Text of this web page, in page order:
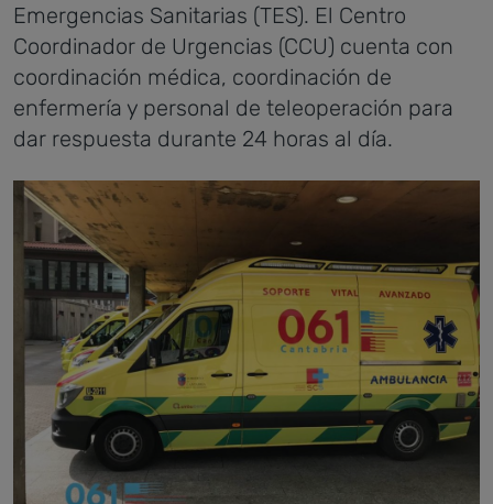
Emergencias Sanitarias (TES). El Centro
Coordinador de Urgencias (CCU) cuenta con
coordinación médica, coordinación de
enfermería y personal de teleoperación para
dar respuesta durante 24 horas al día.